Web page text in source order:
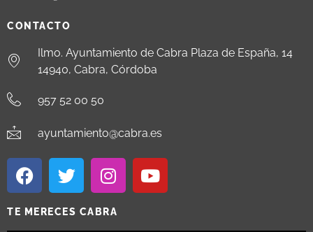
CONTACTO
Ilmo. Ayuntamiento de Cabra Plaza de España, 14
14940, Cabra, Córdoba
957 52 00 50
ayuntamiento@cabra.es
TE MERECES CABRA